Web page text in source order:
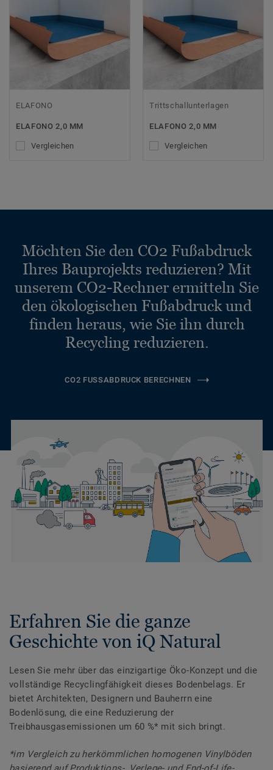
ELAFONO
ELAFONO 2,0 MM
Vergleichen
Trittschallunterlagen
ELAFONO 2,0 MM
Vergleichen
Möchten Sie den CO2 Fußabdruck
Ihres Bauprojekts reduzieren? Mit
unserem CO2-Rechner ermitteln Sie
den ökologischen Fußabdruck und
finden heraus, wie Sie ihn durch
Recycling reduzieren.
CO2 FUSSABDRUCK BERECHNEN
Erfahren Sie die ganze
Geschichte von iQ Natural
Lesen Sie mehr über das einzigartige Öko-Konzept und die
vollständige Recyclingfähigkeit dieses Bodenbelags. Er
bietet Architekten, Designern und Bauherrn eine
Bodenlösung, die eine Reduzierung der
Treibhausgasemissionen um 60 %* mit sich bringt.
*im Vergleich zu herkömmlichen homogenen Vinylböden